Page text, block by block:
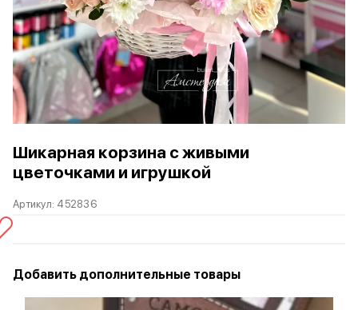
Шикарная корзина с живыми
цветочками и игрушкой
Артикул: 452836
Добавить дополнительные товары